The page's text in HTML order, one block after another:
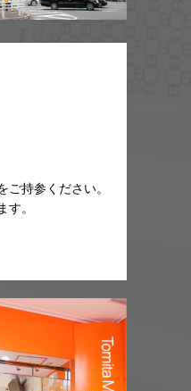
持参ください。
す。